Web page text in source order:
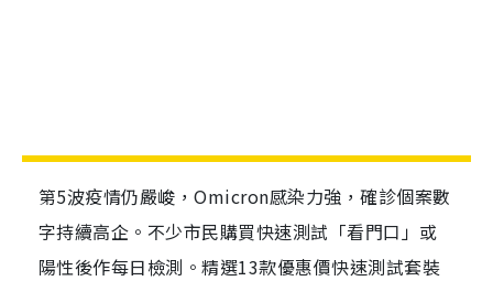
第5波疫情仍嚴峻，Omicron感染力強，確診個案數
字持續高企。不少市民購買快速測試「看門口」或
陽性後作每日檢測。精選13款優惠價快速測試套裝